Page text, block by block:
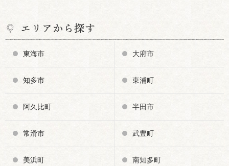
エリアから探す
東海市 大府市
知多市 東浦町
阿久比町 半田市
常滑市 武豊町
美浜町 南知多町